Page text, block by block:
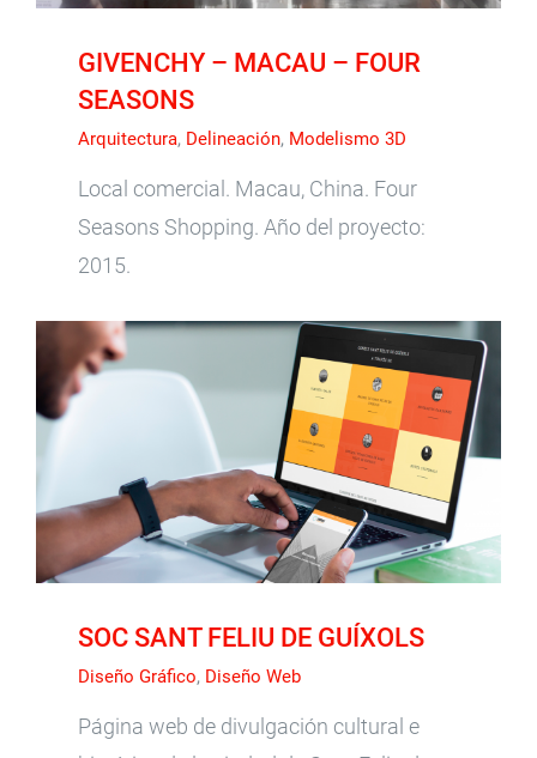
GIVENCHY – MACAU – FOUR
SEASONS
Arquitectura, Delineación, Modelismo 3D
Local comercial. Macau, China. Four
Seasons Shopping. Año del proyecto:
2015.
SOC SANT FELIU DE GUÍXOLS
SOC SANT FELIU DE GUÍXOLS
Diseño Gráfico, Diseño Web
Página web de divulgación cultural e